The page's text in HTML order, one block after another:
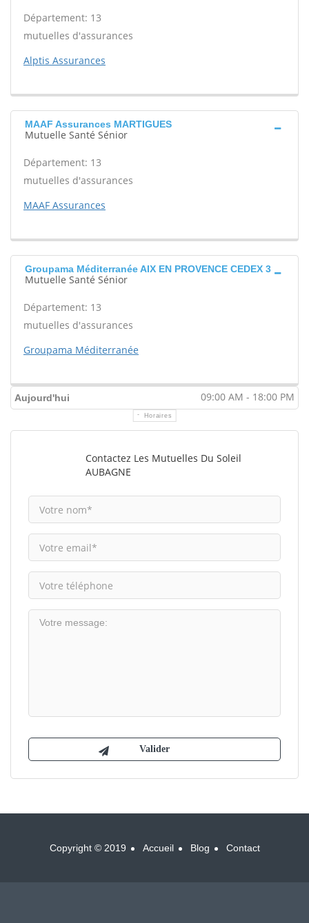
Département: 13
mutuelles d'assurances
Alptis Assurances
MAAF Assurances MARTIGUES
Mutuelle Santé Sénior
Département: 13
mutuelles d'assurances
MAAF Assurances
Groupama Méditerranée AIX EN PROVENCE CEDEX 3
Mutuelle Santé Sénior
Département: 13
mutuelles d'assurances
Groupama Méditerranée
Aujourd'hui 09:00 AM - 18:00 PM
Horaires
Contactez Les Mutuelles Du Soleil
AUBAGNE
Copyright © 2019 Accueil Blog Contact